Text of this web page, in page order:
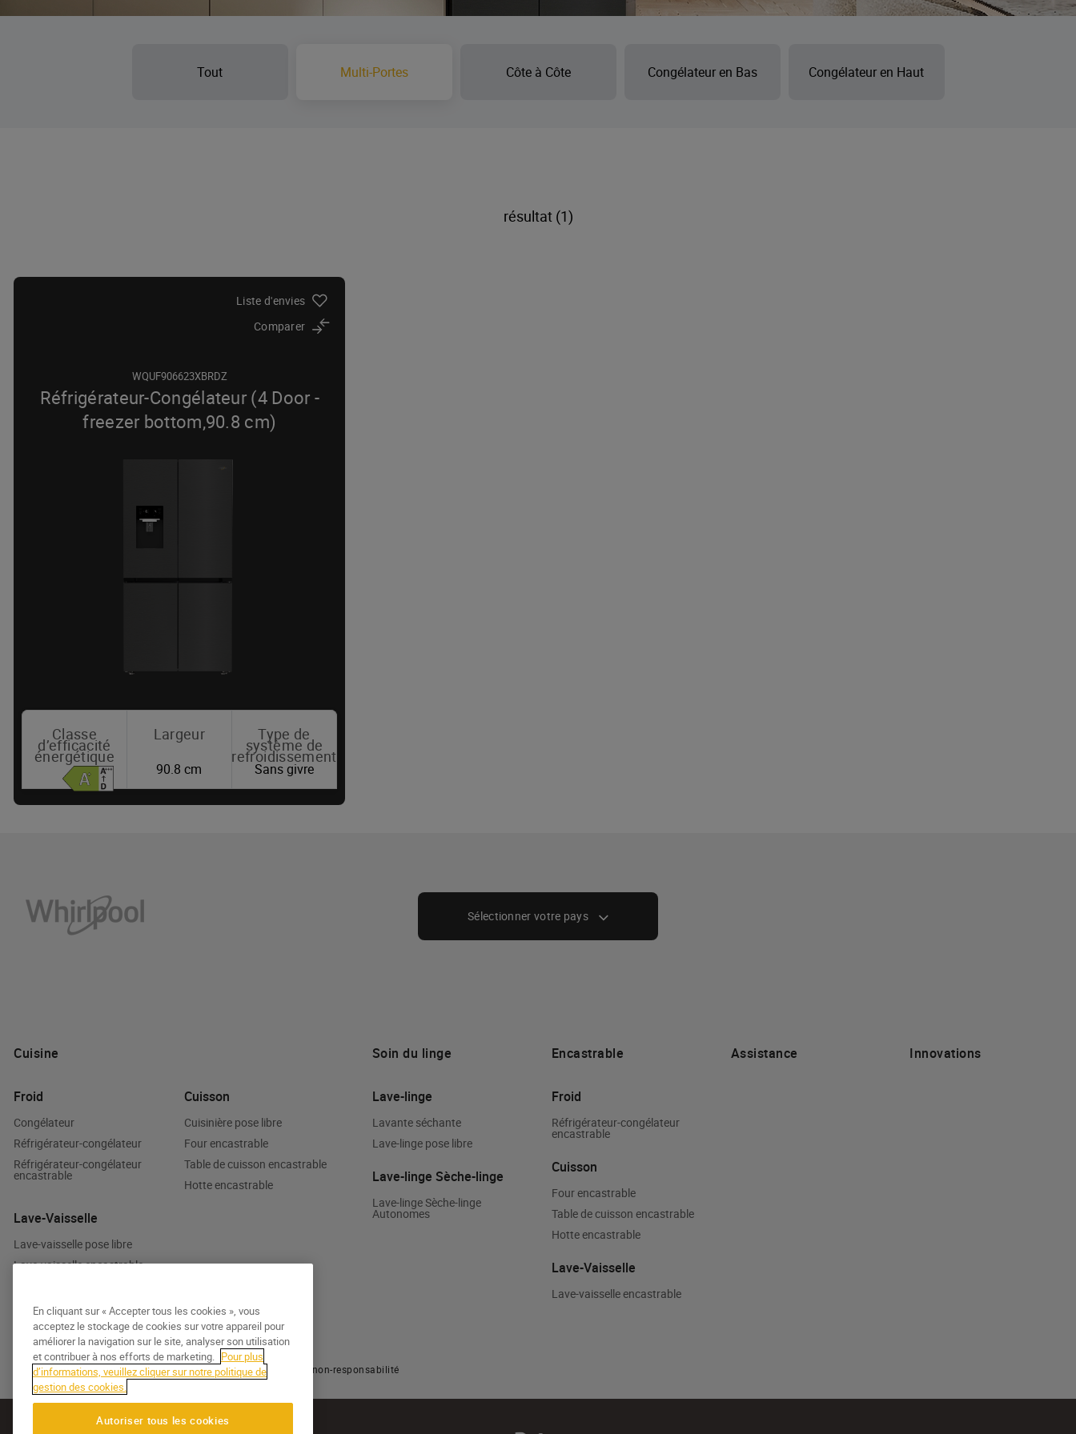
Tout Multi-Portes Côte à Côte Congélateur en Bas Congélateur en Haut
résultat (1)
Liste d'envies
Comparer
WQUF906623XBRDZ
Réfrigérateur-Congélateur (4 Door -
freezer bottom,90.8 cm)
Classe
d’efficacité
énergétique
Largeur
90.8 cm
Type de
système de
refroidissement
Sans givre
Sélectionner votre pays
Cuisine
Froid
Congélateur
Réfrigérateur-congélateur
Réfrigérateur-congélateur
encastrable
Cuisson
Cuisinière pose libre
Four encastrable
Table de cuisson encastrable
Hotte encastrable
Lave-Vaisselle
Lave-vaisselle pose libre
Lave-vaisselle encastrable
Soin du linge
Lave-linge
Lavante séchante
Lave-linge pose libre
Lave-linge Sèche-linge
Lave-linge Sèche-linge
Autonomes
Encastrable
Froid
Réfrigérateur-congélateur
encastrable
Cuisson
Four encastrable
Table de cuisson encastrable
Hotte encastrable
Lave-Vaisselle
Lave-vaisselle encastrable
Assistance Innovations
© 2026 Whirlpool Politique relative aux cookies Avis de non-responsabilité
En cliquant sur « Accepter tous les cookies », vous
acceptez le stockage de cookies sur votre appareil pour
améliorer la navigation sur le site, analyser son utilisation
et contribuer à nos efforts de marketing. Pour plus
d’informations, veuillez cliquer sur notre politique de
gestion des cookies.
Autoriser tous les cookies